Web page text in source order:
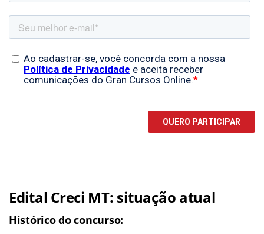
Edital Creci MT: situação atual
Histórico do concurso: